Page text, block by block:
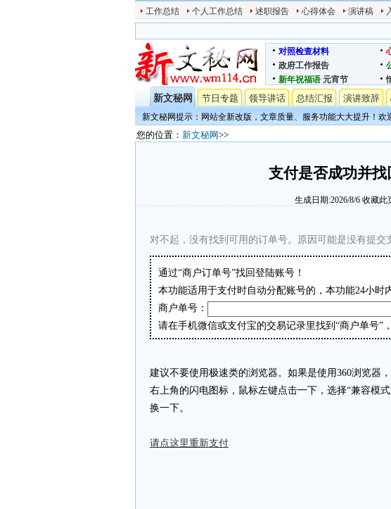
工作总结 个人工作总结 述职报告 心得体会 演讲稿
对照检查材料
政府工作报告
新年祝福语 元宵节
新文秘网 节日专题 领导讲话 总结汇报 演讲致辞
新文秘网提示：网站全新改版，文章质量、服务功能大大提升！欢
您的位置： 新文秘网>>
支付是否成功并
生成日期:2026/8/6 收藏此
对不起，没有找到可用的订单号。原因可能是没有提交
通过“商户订单号”找回登陆账号！
本功能适用于支付时自动分配账号的，本功能24小时
商户单号：
请在手机微信或支付宝的交易记录里找到“商户单号”
建议不要使用极速类的浏览器。如果是使用360浏览器
右上角的闪电图标，鼠标左键点击一下，选择“兼容模
换一下。
请点这里重新支付